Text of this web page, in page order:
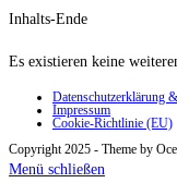
Inhalts-Ende
Es existieren keine
Datenschutzerklärung
Impressum
Cookie-Richtlinie (EU)
Copyright 2025 - Theme by
Menü schließen